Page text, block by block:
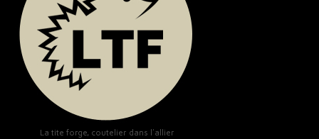
La tite forge, coutelier dans l'allier